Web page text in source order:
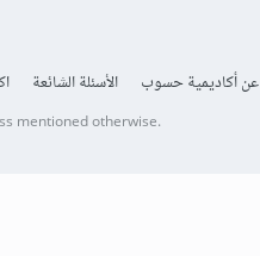
عن أكاديمية حسوب الأسئلة الشائعة
mentioned otherwise.